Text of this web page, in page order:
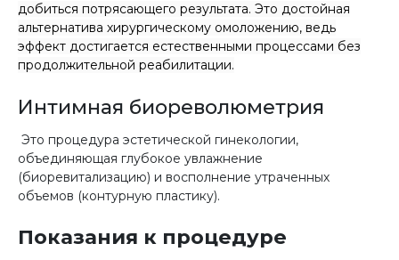
добиться потрясающего результата. Это достойная
альтернатива хирургическому омоложению, ведь
эффект достигается естественными процессами без
продолжительной реабилитации.
Интимная биореволюметрия
Это процедура эстетической гинекологии,
объединяющая глубокое увлажнение
(биоревитализацию) и восполнение утраченных
объемов (контурную пластику).
Показания к процедуре